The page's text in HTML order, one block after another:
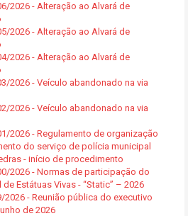
2026 - Alteração ao Alvará de
2026 - Alteração ao Alvará de
2026 - Alteração ao Alvará de
2026 - Veículo abandonado na via
2026 - Veículo abandonado na via
2026 - Regulamento de organização
do serviço de polícia municipal
- início de procedimento
2026 - Normas de participação do
de Estátuas Vivas - “Static” – 2026
2026 - Reunião pública do executivo
de 2026